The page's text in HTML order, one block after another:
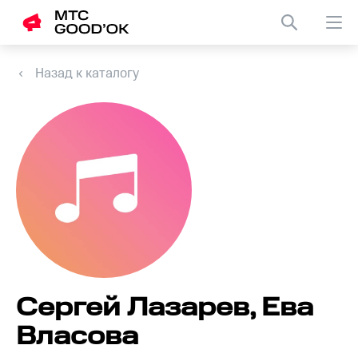
Назад к каталогу
Сергей Лазарев, Ева
Власова